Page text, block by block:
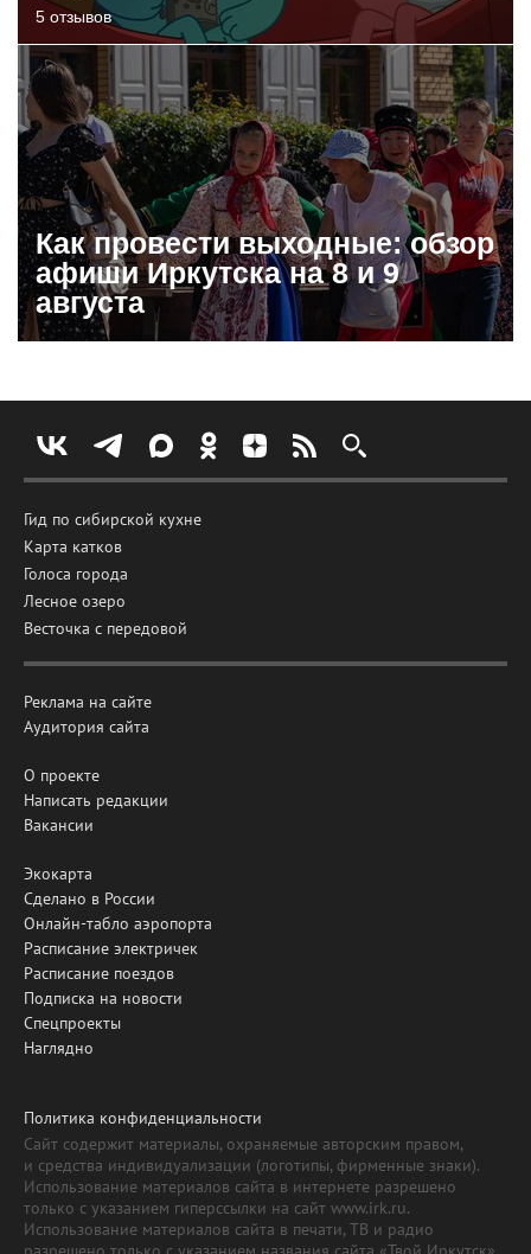
5 отзывов
Как провести выходные: обзор
афиши Иркутска на 8 и 9
августа
Гид по сибирской кухне
Карта катков
Голоса города
Лесное озеро
Весточка с передовой
Реклама на сайте
Аудитория сайта
О проекте
Написать редакции
Вакансии
Экокарта
Сделано в России
Онлайн-табло аэропорта
Расписание электричек
Расписание поездов
Подписка на новости
Спецпроекты
Наглядно
Политика конфиденциальности
Сайт содержит материалы, охраняемые авторским правом,
и средства индивидуализации (логотипы, фирменные знаки).
Использование материалов сайта в интернете разрешено
только с указанием гиперссылки на сайт www.irk.ru.
Использование материалов сайта в печати, ТВ и радио